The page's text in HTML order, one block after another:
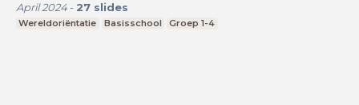
April 2024- 27 slides
Wereldoriëntatie Basisschool Groep 1-4